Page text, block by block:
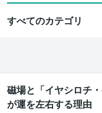
すべてのカテゴリ
磁場と「イヤシロチ
が運を左右する理由